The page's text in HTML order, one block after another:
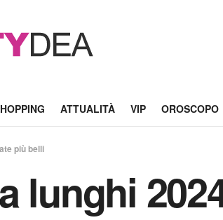
ATTUALITÀ VIP OROSCOPO
più belli
lunghi